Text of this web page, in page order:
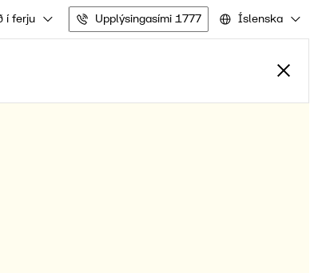
í ferju Upplýsingasími 1777 Íslenska